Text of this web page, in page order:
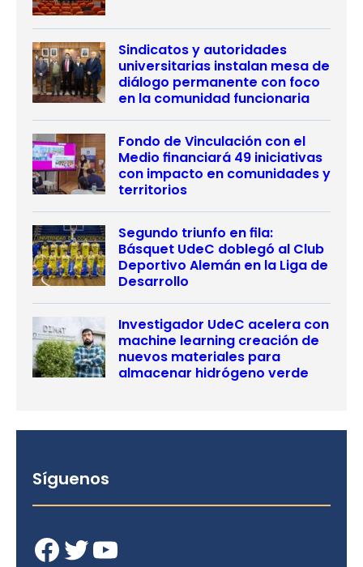
Sindicatos y autoridades
universitarias instalan mesa de
diálogo permanente con foco
en la comunidad funcionaria
Fondo de Vinculación con el
Medio financiará 49 iniciativas
con impacto en comunidades y
territorios
Segundo triunfo en fila:
Básquet UdeC doblegó al Club
Deportivo Alemán en la Liga de
Desarrollo
Investigador UdeC acelera con
machine learning creación de
nuevos materiales para
almacenar hidrógeno verde
Síguenos
Facebook Twitter YouTube